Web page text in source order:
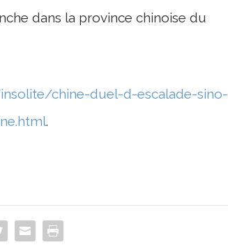
dans la province chinoise du
chine-duel-d-escalade-sino-
.